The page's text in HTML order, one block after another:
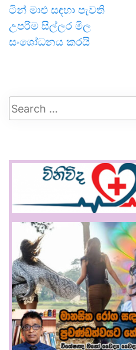
ටින් මාළු සඳහා පැවති
උපරිම සිල්ලර මිල
සංශෝධනය කරයි